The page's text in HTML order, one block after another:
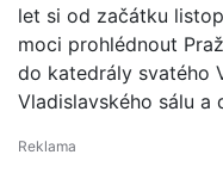
let si od začátku
moci prohlédnout
do katedrály svatého
Vladislavského sálu a